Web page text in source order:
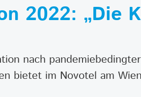
2022: „Die
nach
bietet im Novotel am